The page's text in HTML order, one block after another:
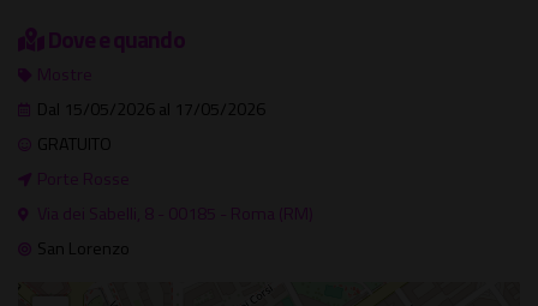
Dove e quando
Mostre
Dal 15/05/2026 al 17/05/2026
GRATUITO
Porte Rosse
Via dei Sabelli, 8 - 00185 - Roma (RM)
San Lorenzo